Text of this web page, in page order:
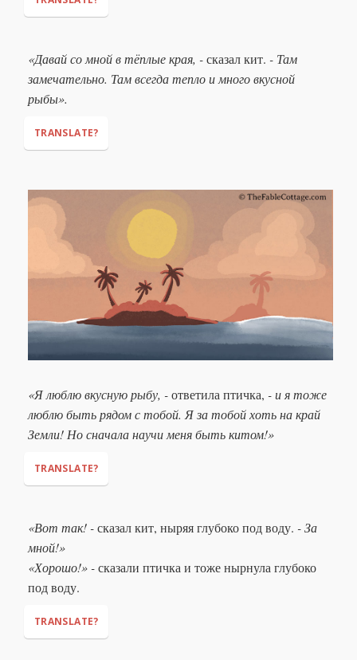
«Давай со мной в тёплые края, -сказал кит. - Там
замечательно. Там всегда тепло и много вкусной
рыбы».
TRANSLATE?
"It’s wonderful there. It's always warm there
and there are lots of tasty fish."
«Я люблю вкусную рыбу, -ответила птичка, - и я тоже
люблю быть рядом с тобой. Я за тобой хоть на край
Земли! Но сначала научи меня быть китом!»
TRANSLATE?
your side. I will follow you even to the edge of the Earth(lit.
'far far away')
«Вот так! -сказал кит, ныряя глубоко под воду. - За
мной!»
«Хорошо!» -сказали птичка и тоже нырнула глубоко
под воду.
TRANSLATE?